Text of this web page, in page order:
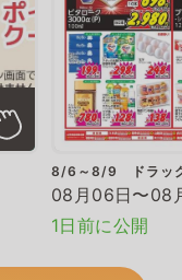
8/6～8/9 ドラッグ
08月06日〜08
1日前に公開